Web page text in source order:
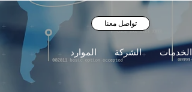
تواصل معنا
الخدمات الشركة الموارد